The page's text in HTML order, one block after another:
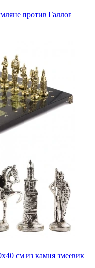
против Галлов
см из камня змеевик